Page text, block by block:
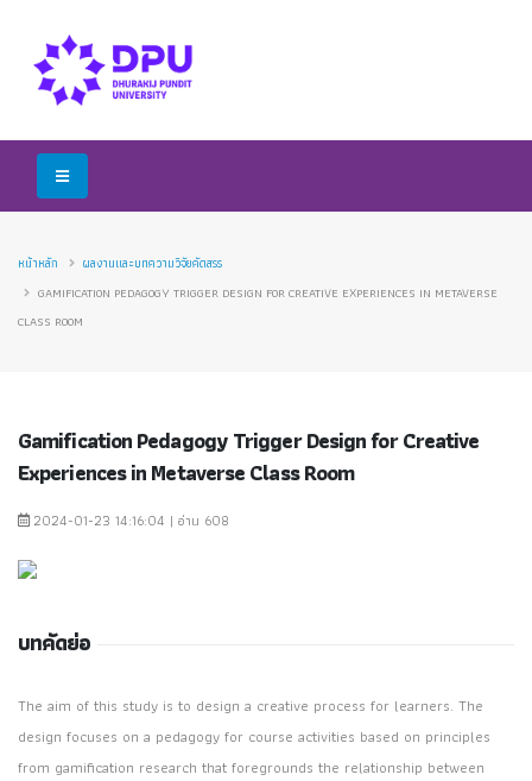
หน้าหลัก
ผลงานและบทความวิจัยคัดสรร
GAMIFICATION PEDAGOGY TRIGGER DESIGN FOR CREATIVE EXPERIENCES IN METAVERSE
CLASS ROOM
Gamification Pedagogy Trigger Design for Creative
Experiences in Metaverse Class Room
2024-01-23 14:16:04 | อ่าน 608
บทคัดย่อ
The aim of this study is to design a creative process for learners. The
design focuses on a pedagogy for course activities based on principles
from gamification research that foregrounds the relationship between